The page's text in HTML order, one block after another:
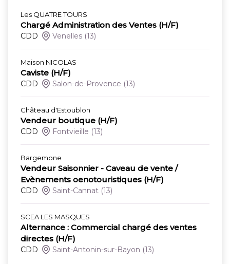
Les QUATRE TOURS
Chargé Administration des Ventes (H/F)
CDD Venelles (13)
Maison NICOLAS
Caviste (H/F)
CDD Salon-de-Provence (13)
Château d'Estoublon
Vendeur boutique (H/F)
CDD Fontvieille (13)
Bargemone
Vendeur Saisonnier - Caveau de vente /
Evènements oenotouristiques (H/F)
CDD Saint-Cannat (13)
SCEA LES MASQUES
Alternance : Commercial chargé des ventes
directes (H/F)
CDD Saint-Antonin-sur-Bayon (13)